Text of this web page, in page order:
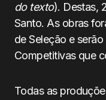
do texto). Destas,
Santo. As obras
de Seleção e
Competitivas que
Todas as